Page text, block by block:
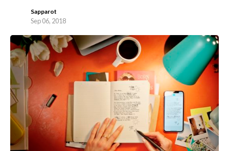
Sapparot
Sep 06, 2018